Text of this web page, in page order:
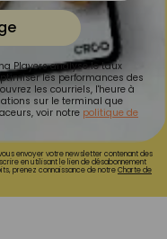
Players analyse le taux
les performances des
les courriels, l'heure à
sur le terminal que
voir notre politique de
envoyer votre newsletter contenant des
en utilisant le lien de désabonnement
prenez connaissance de notreCharte de